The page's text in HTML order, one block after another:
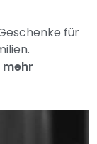
für
mehr